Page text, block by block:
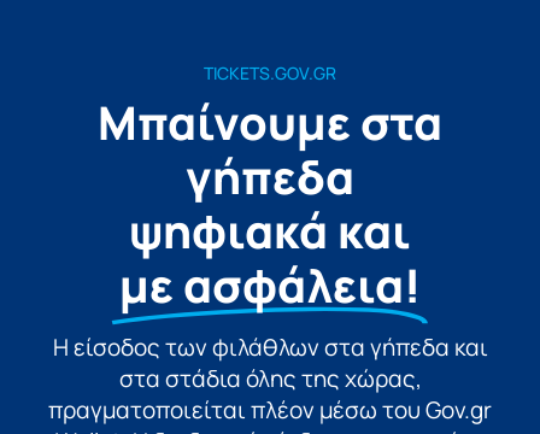
TICKETS.GOV.GR
Μπαίνουμε στα
γήπεδα
ψηφιακά και
με ασφάλεια!
Η είσοδος των φιλάθλων στα γήπεδα και
στα στάδια όλης της χώρας,
πραγματοποιείται πλέον μέσω του Gov.gr